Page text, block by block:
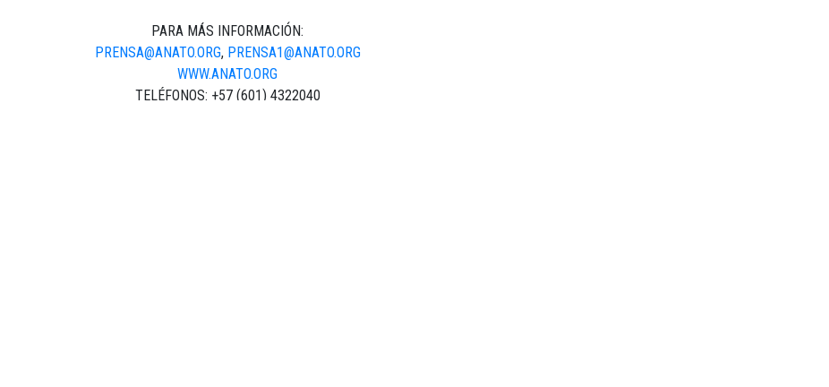
PARA MÁS INFORMACIÓN:
PRENSA@ANATO.ORG, PRENSA1@ANATO.ORG
WWW.ANATO.ORG
TELÉFONOS: +57 (601) 4322040